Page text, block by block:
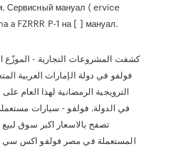
Сервисный мануал ( ervice
a FZRRR P-1 на [ ] мануал.
كشفت المشروعات التجارية -
فولفو في دولة الإمارات العربية
الترويجية الرمضانية لهذا العام
في الدولة. فولفو - سيارات
تصفح بالاسعار اكبر سوق